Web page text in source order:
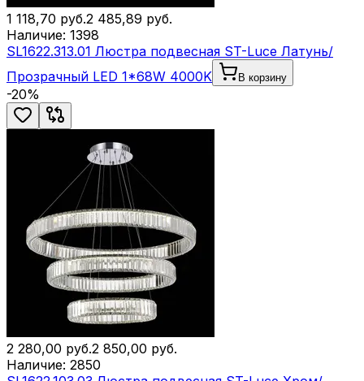
1 118,70 руб.2 485,89 руб.
Наличие: 1398
SL1622.313.01 Люстра подвесная ST-Luce Латунь/
Прозрачный LED 1*68W 4000K
В корзину
-20%
2 280,00 руб.2 850,00 руб.
Наличие: 2850